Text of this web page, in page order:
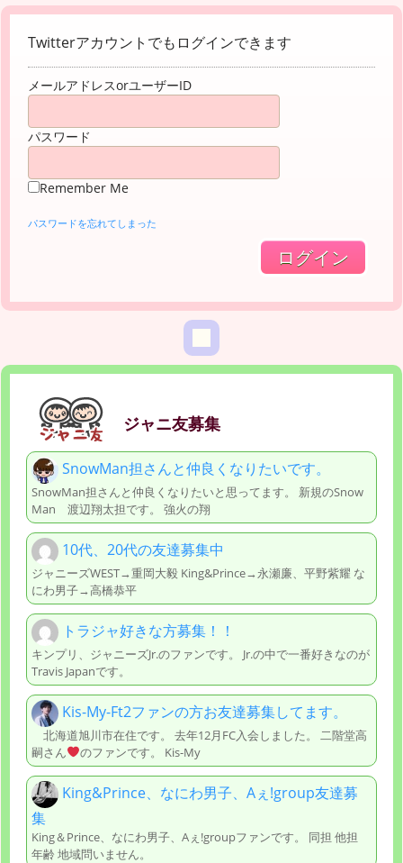
Twitterアカウントでもログインできます
メールアドレスorユーザーID
パスワード
Remember Me
パスワードを忘れてしまった
ジャニ友募集
SnowMan担さんと仲良くなりたいです。
SnowMan担さんと仲良くなりたいと思ってます。 新規のSnow
Man 渡辺翔太担です。 強火の翔
10代、20代の友達募集中
ジャニーズWEST→重岡大毅 King&Prince→永瀬廉、平野紫耀 な
にわ男子→高橋恭平
トラジャ好きな方募集！！
キンプリ、ジャニーズJr.のファンです。 Jr.の中で一番好きなのが
Travis Japanです。
Kis-My-Ft2ファンの方お友達募集してます。
北海道旭川市在住です。 去年12月FC入会しました。 二階堂高
嗣さん
のファンです。 Kis-My
King&Prince、なにわ男子、Aぇ!group友達募
集
King＆Prince、なにわ男子、Aぇ!groupファンです。 同担 他担
年齢 地域問いません。